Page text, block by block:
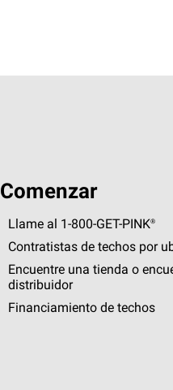
Comenzar
Llame al 1-800-GET -PINK®
Contratistas de techos por
Encuentre una tienda o
distribuidor
Financiamiento de techos